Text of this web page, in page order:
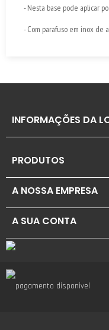
- Nesta base pode aplicar
- Com parafuso em inox de
INFORMAÇÕES DA
PRODUTOS
A NOSSA EMPRESA
A SUA CONTA